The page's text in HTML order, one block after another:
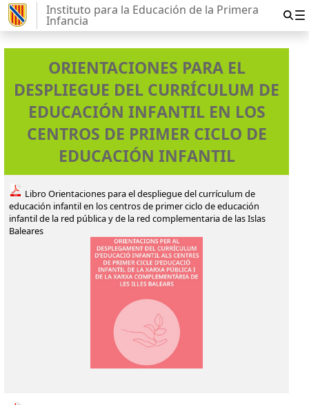
Instituto para la Educación de la Primera
Infancia
ORIENTACIONES PARA EL
DESPLIEGUE DEL CURRÍCULUM DE
EDUCACIÓN INFANTIL EN LOS
CENTROS DE PRIMER CICLO DE
EDUCACIÓN INFANTIL
Libro Orientaciones para el despliegue del currículum de
educación infantil en los centros de primer ciclo de educación
infantil de la red pública y de la red complementaria de las Islas
Baleares